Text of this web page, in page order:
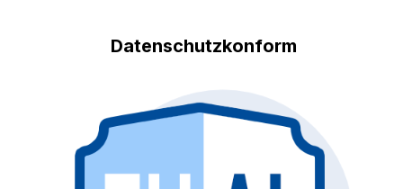
Datenschutzkonform